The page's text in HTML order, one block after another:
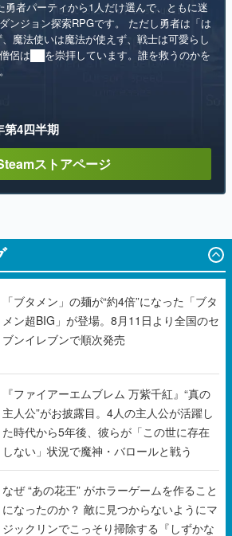
4四半期
「ブタメン」の麺が“約4倍”になった「ブタ
メン超BIG」が登場。8月11日より全国のセ
ブンイレブンで順次発売
『ファイアーエムブレム 万紫千紅』“真の
た時代から5年後、彼らが「この世に存在
しない」状況で魔神・バロールと戦う
なぜ “あの花王” がホラーゲームを作ること
になったのか？ 敵に見つからないようにマ
ジックリンでこっそり掃除する『しずかな
おそうじ』が生まれるまで【開発座談会】
パペットスンスンの郵便局限定グッズが登